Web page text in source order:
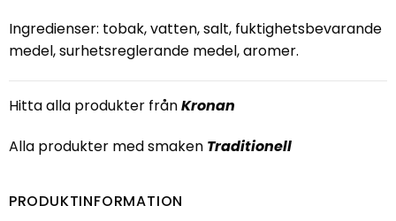
Ingredienser: tobak, vatten, salt, fuktighetsbevarande
medel, surhetsreglerande medel, aromer.
Hitta alla produkter frånKronan
Alla produkter med smaken Traditionell
PRODUKTINFORMATION